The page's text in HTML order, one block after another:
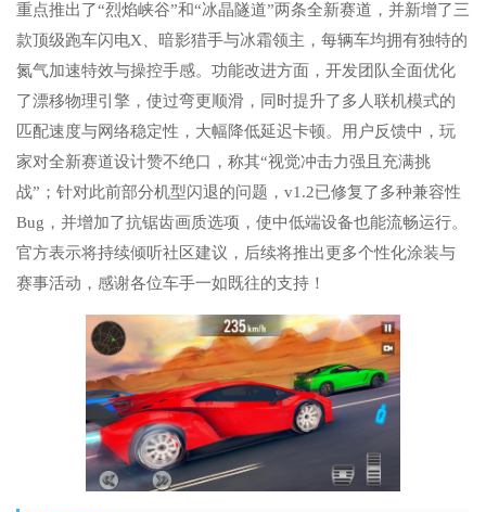
重点推出了“烈焰峡谷”和“冰晶隧道”两条全新赛道，并新增了三
款顶级跑车闪电X、暗影猎手与冰霜领主，每辆车均拥有独特的
氮气加速特效与操控手感。功能改进方面，开发团队全面优化
了漂移物理引擎，使过弯更顺滑，同时提升了多人联机模式的
匹配速度与网络稳定性，大幅降低延迟卡顿。用户反馈中，玩
家对全新赛道设计赞不绝口，称其“视觉冲击力强且充满挑
战”；针对此前部分机型闪退的问题，v1.2已修复了多种兼容性
Bug，并增加了抗锯齿画质选项，使中低端设备也能流畅运行。
官方表示将持续倾听社区建议，后续将推出更多个性化涂装与
赛事活动，感谢各位车手一如既往的支持！